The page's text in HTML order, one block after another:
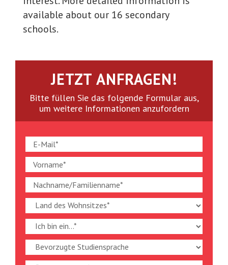
available about our 16 secondary
schools.
JETZT ANFRAGEN!
Bitte füllen Sie das folgende Formular aus,
um weitere Informationen anzufordern